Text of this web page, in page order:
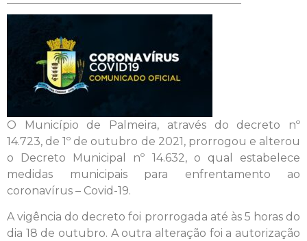
O Município de Palmeira, através do decreto nº
14.723, de 1º de outubro de 2021, prorrogou e alterou
o Decreto Municipal nº 14.632, o qual estabelece
medidas municipais para enfrentamento ao
coronavírus – Covid-19.
A vigência do decreto foi prorrogada até às 5 horas do
dia 18 de outubro. A outra alteração foi a autorização